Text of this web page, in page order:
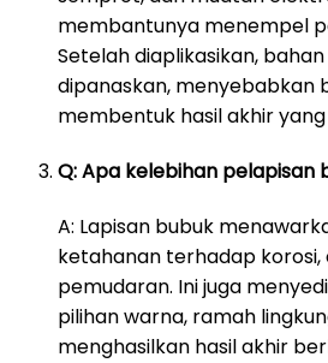
membantunya menempel
Setelah diaplikasikan,
dipanaskan, menyebabkan
membentuk hasil akhir
Q: Apa kelebihan pelapisan
A: Lapisan bubuk
ketahanan terhadap korosi,
pemudaran. Ini juga
pilihan warna, ramah
menghasilkan hasil akhir